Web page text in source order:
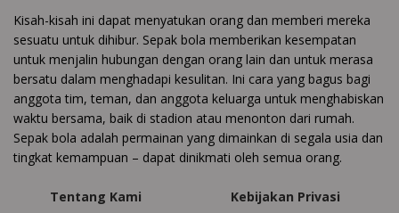
Kisah-kisah ini dapat menyatukan orang dan memberi mereka
sesuatu untuk dihibur. Sepak bola memberikan kesempatan
untuk menjalin hubungan dengan orang lain dan untuk merasa
bersatu dalam menghadapi kesulitan. Ini cara yang bagus bagi
anggota tim, teman, dan anggota keluarga untuk menghabiskan
waktu bersama, baik di stadion atau menonton dari rumah.
Sepak bola adalah permainan yang dimainkan di segala usia dan
tingkat kemampuan – dapat dinikmati oleh semua orang.
Tentang Kami
Kebijakan Privasi